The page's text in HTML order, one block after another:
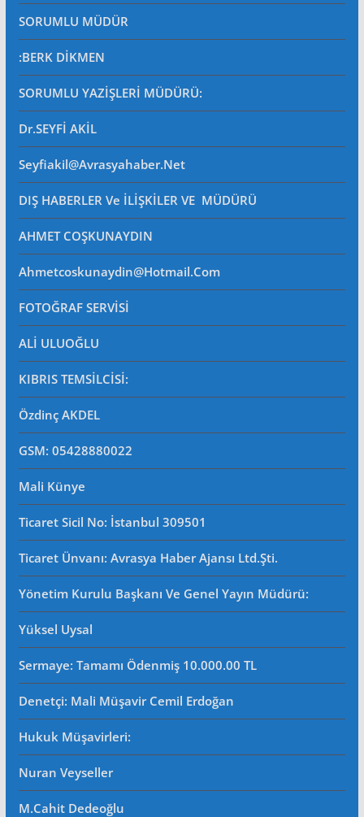
SORUMLU MÜDÜR
:BERK DİKMEN
SORUMLU YAZİŞLERİ MÜDÜRÜ:
Dr.SEYFİ AKİL
Seyfiakil@avrasyahaber.net
DIŞ HABERLER Ve İLİŞKİLER VE MÜDÜRÜ
AHMET COŞKUNAYDIN
Ahmetcoskunaydin@hotmail.com
FOTOĞRAF SERVİSİ
ALİ ULUOĞLU
KIBRIS TEMSİLCİSİ:
Özdinç AKDEL
GSM: 05428880022
Mali Künye
Ticaret Sicil No: İstanbul 309501
Ticaret Ünvanı: Avrasya Haber Ajansı Ltd.Şti.
Yönetim Kurulu Başkanı Ve Genel Yayın Müdürü:
Yüksel Uysal
Sermaye: Tamamı Ödenmiş 10.000.00 TL
Denetçi: Mali Müşavir Cemil Erdoğan
Hukuk Müşavirleri:
Nuran Veyseller
M.Cahit Dedeoğlu